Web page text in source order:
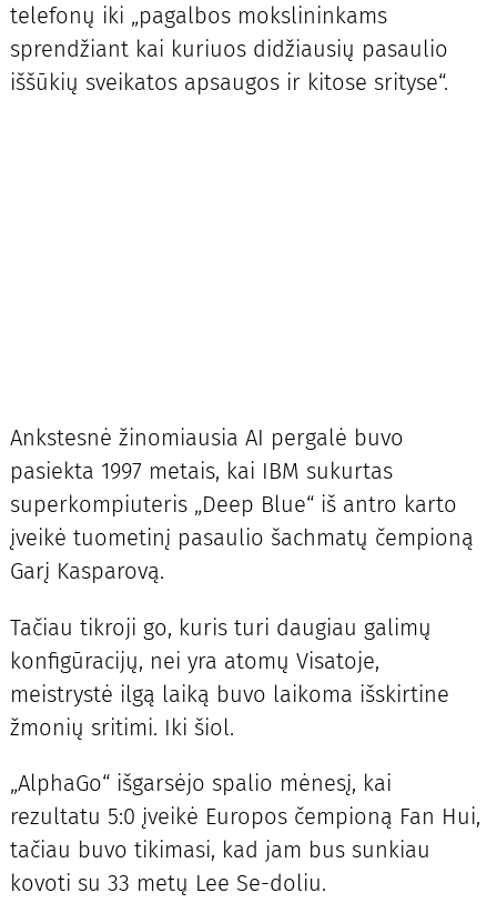
telefonų iki „pagalbos mokslininkams
sprendžiant kai kuriuos didžiausių pasaulio
iššūkių sveikatos apsaugos ir kitose srityse“.
Ankstesnė žinomiausia AI pergalė buvo
pasiekta 1997 metais, kai IBM sukurtas
superkompiuteris „Deep Blue“ iš antro karto
įveikė tuometinį pasaulio šachmatų čempioną
Garį Kasparovą.
Tačiau tikroji go, kuris turi daugiau galimų
konfigūracijų, nei yra atomų Visatoje,
meistrystė ilgą laiką buvo laikoma išskirtine
žmonių sritimi. Iki šiol.
„AlphaGo“ išgarsėjo spalio mėnesį, kai
rezultatu 5:0 įveikė Europos čempioną Fan Hui,
tačiau buvo tikimasi, kad jam bus sunkiau
kovoti su 33 metų Lee Se-doliu.